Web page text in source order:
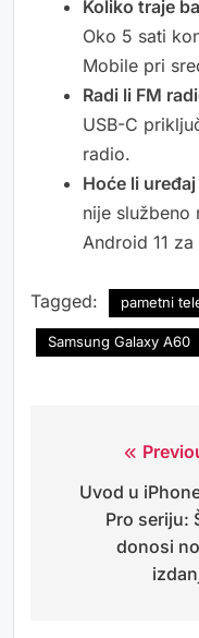
Koliko traje
Oko 5 sati
Mobile pri
Radi li FM
USB-C
radio.
Hoće li
nije službeno
Android 11
Tagged: pametni
Samsung Galaxy A60
Navigacija
objava
Uvod u
Pro seriju:
donosi